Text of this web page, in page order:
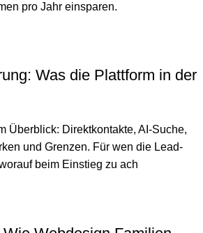
pro Jahr einsparen.
Was die Plattform in der
Überblick: Direktkontakte, AI-Suche,
und Grenzen. Für wen die Lead-
beim Einstieg zu ach